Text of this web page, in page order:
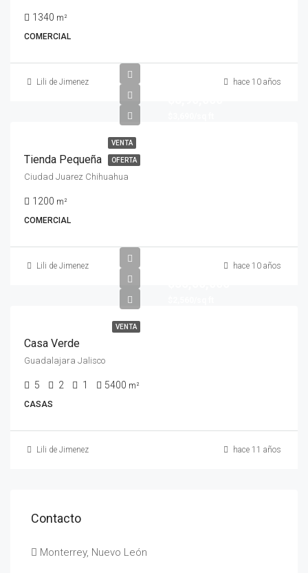
1340 m²
COMERCIAL
Lili de Jimenez hace 10 años
VENTA
OFERTA
Tienda Pequeña
Ciudad Juarez Chihuahua
1200 m²
COMERCIAL
Lili de Jimenez hace 10 años
VENTA
Casa Verde
Guadalajara Jalisco
5 2 1 5400 m²
CASAS
Lili de Jimenez hace 11 años
Contacto
Monterrey, Nuevo León